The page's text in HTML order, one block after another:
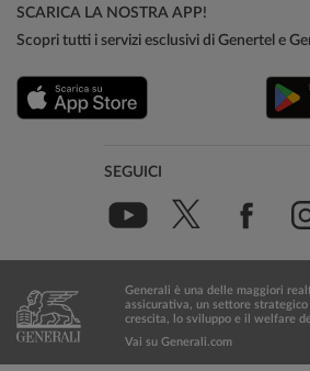
SCARICA LA NOSTRA APP!
Scopri tutti i servizi esclusivi di Genertel e
SEGUICI
Generali è una delle maggiori
assicurativa, un settore
crescita, lo sviluppo e il welfare
Vai su Generali.com